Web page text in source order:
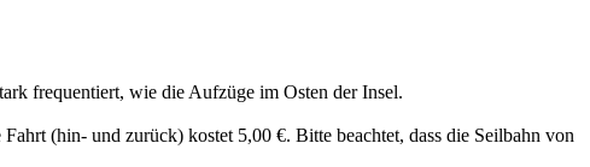
frequentiert, wie die Aufzüge im Osten der Insel.
(hin- und zurück) kostet 5,00 €. Bitte beachtet, dass die Seilbahn von